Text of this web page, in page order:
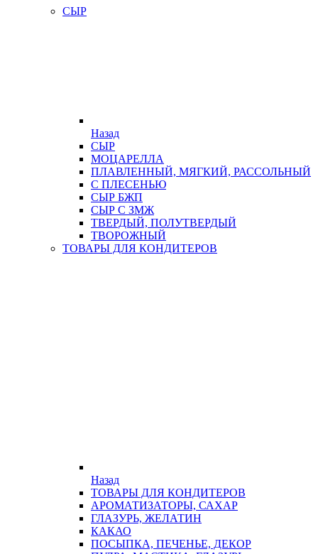
СЫР
Назад
СЫР
МОЦАРЕЛЛА
ПЛАВЛЕННЫЙ, МЯГКИЙ, РАССОЛЬНЫЙ
С ПЛЕСЕНЬЮ
СЫР БЖП
СЫР С ЗМЖ
ТВЕРДЫЙ, ПОЛУТВЕРДЫЙ
ТВОРОЖНЫЙ
ТОВАРЫ ДЛЯ КОНДИТЕРОВ
Назад
ТОВАРЫ ДЛЯ КОНДИТЕРОВ
АРОМАТИЗАТОРЫ, САХАР
ГЛАЗУРЬ, ЖЕЛАТИН
КАКАО
ПОСЫПКА, ПЕЧЕНЬЕ, ДЕКОР